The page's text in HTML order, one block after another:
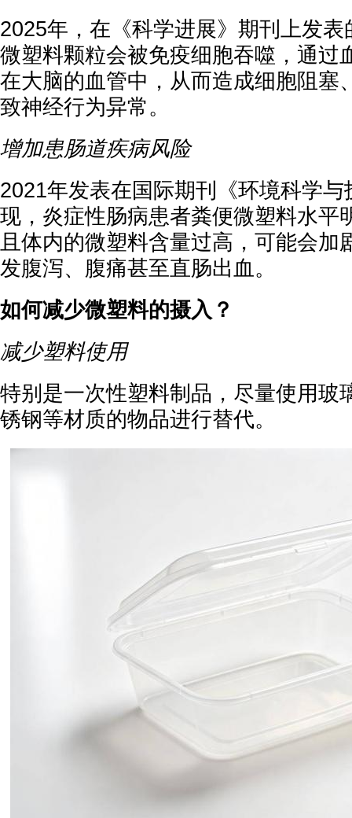
2025年，在《科学进展》期刊上发
微塑料颗粒会被免疫细胞吞噬，通过
在大脑的血管中，从而造成细胞阻塞
致神经行为异常。
增加患肠道疾病风险
2021年发表在国际期刊《环境科学
现，炎症性肠病患者粪便微塑料水平
且体内的微塑料含量过高，可能会加
发腹泻、腹痛甚至直肠出血。
如何减少微塑料的摄入？
减少塑料使用
特别是一次性塑料制品，尽量使用玻
锈钢等材质的物品进行替代。